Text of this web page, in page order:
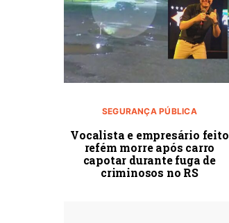
SEGURANÇA PÚBLICA
Vocalista e empresário feito
refém morre após carro
capotar durante fuga de
criminosos no RS